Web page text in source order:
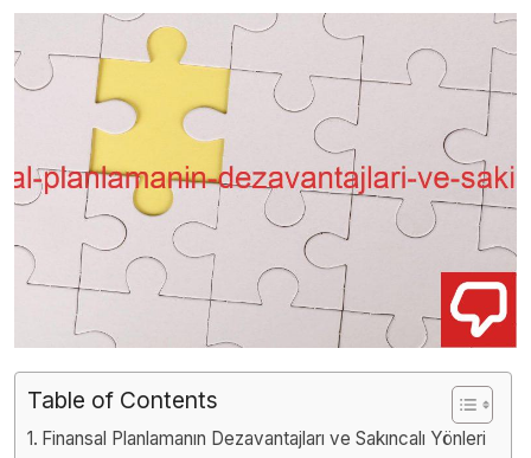
Table of Contents
Finansal Planlamanın Dezavantajları ve Sakıncalı Yönleri